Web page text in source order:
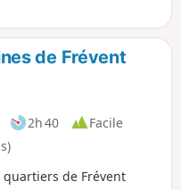
dans le riez et le
de Frévent
2h 40
Facile
de Frévent